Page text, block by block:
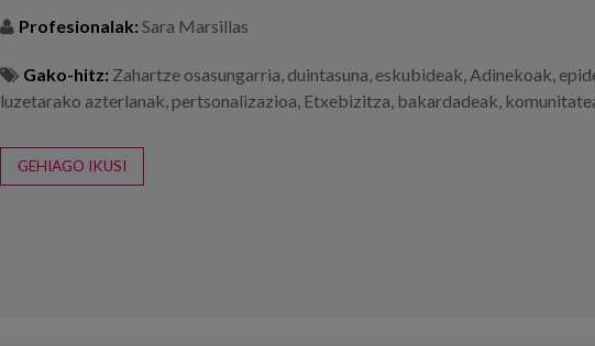
Profesionalak: Sara Marsillas
Gako-hitz: Zahartze osasungarria, duintasuna, eskubideak, Adinekoak,
luzetarako azterlanak,pertsonalizazioa, Etxebizitza, bakardadeak,
GEHIAGO IKUSI